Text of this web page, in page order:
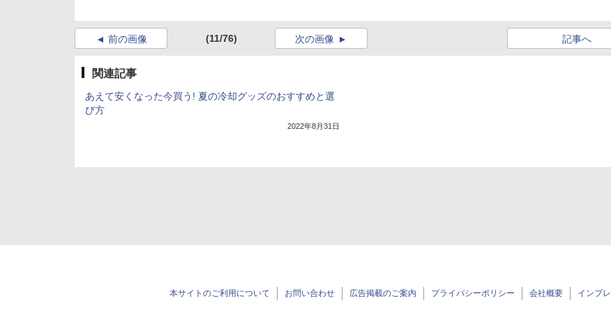
前の画像 (11/76) 記事へ
次の画像
関連記事
あえて安くなった今買う! 夏の冷却グッズのおすすめと選
び方
2022年8月31日
本サイトのご利用について お問い合わせ 広告掲載のご案内 プライバシーポリシー 会社概要 インプ